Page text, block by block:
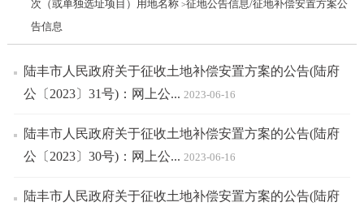
次（或单独选址项目）用地名称>征地公告信息/征地补偿安置方案公
告信息
陆丰市人民政府关于征收土地补偿安置方案的公告(陆府
公〔2023〕31号)：网上公... 2023-06-16
陆丰市人民政府关于征收土地补偿安置方案的公告(陆府
公〔2023〕30号)：网上公... 2023-06-16
陆丰市人民政府关于征收土地补偿安置方案的公告(陆府